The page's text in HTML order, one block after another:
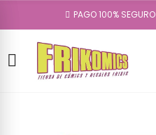
PAGO 100% SEGURO